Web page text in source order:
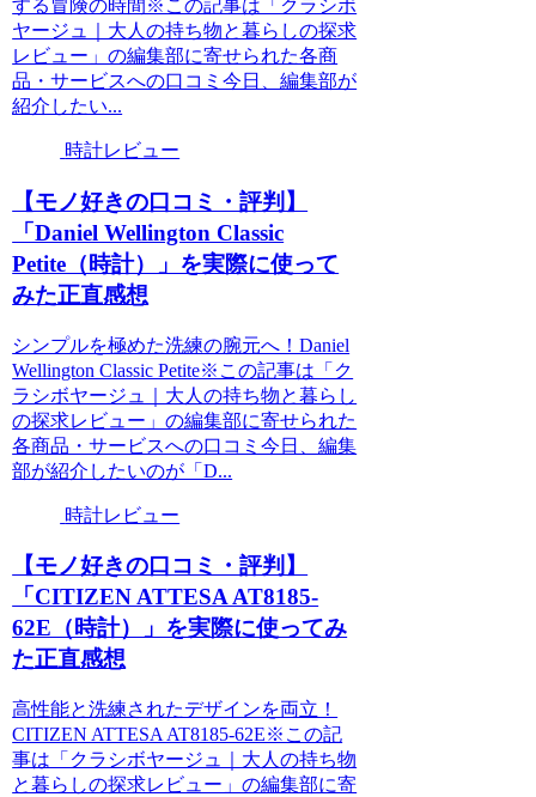
する冒険の時間※この記事は「クラシボ
ヤージュ｜大人の持ち物と暮らしの探求
レビュー」の編集部に寄せられた各商
品・サービスへの口コミ今日、編集部が
紹介したい...
時計レビュー
【モノ好きの口コミ・評判】
「Daniel Wellington Classic
Petite（時計）」を実際に使って
みた正直感想
シンプルを極めた洗練の腕元へ！Daniel
Wellington Classic Petite※この記事は「ク
ラシボヤージュ｜大人の持ち物と暮らし
の探求レビュー」の編集部に寄せられた
各商品・サービスへの口コミ今日、編集
部が紹介したいのが「D...
時計レビュー
【モノ好きの口コミ・評判】
「CITIZEN ATTESA AT8185-
62E（時計）」を実際に使ってみ
た正直感想
高性能と洗練されたデザインを両立！
CITIZEN ATTESA AT8185-62E※この記
事は「クラシボヤージュ｜大人の持ち物
と暮らしの探求レビュー」の編集部に寄